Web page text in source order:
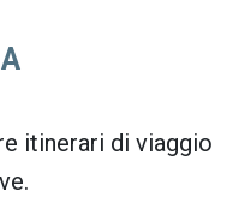
itinerari di viaggio